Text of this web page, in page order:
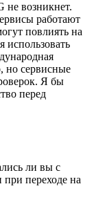
не возникнет.
работают
повлиять на
использовать
но сервисные
Я бы
перед
ли вы с
переходе на